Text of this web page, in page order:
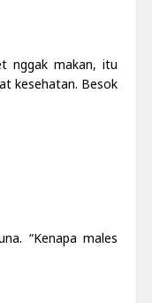
nggak makan, itu
kesehatan. Besok
“Kenapa males